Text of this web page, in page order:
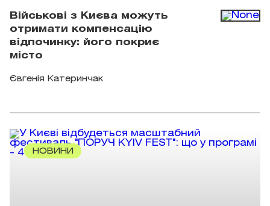
Військові з Києва можуть
отримати компенсацію
відпочинку: його покриє
місто
Євгенія Катеринчак
НОВИНИ